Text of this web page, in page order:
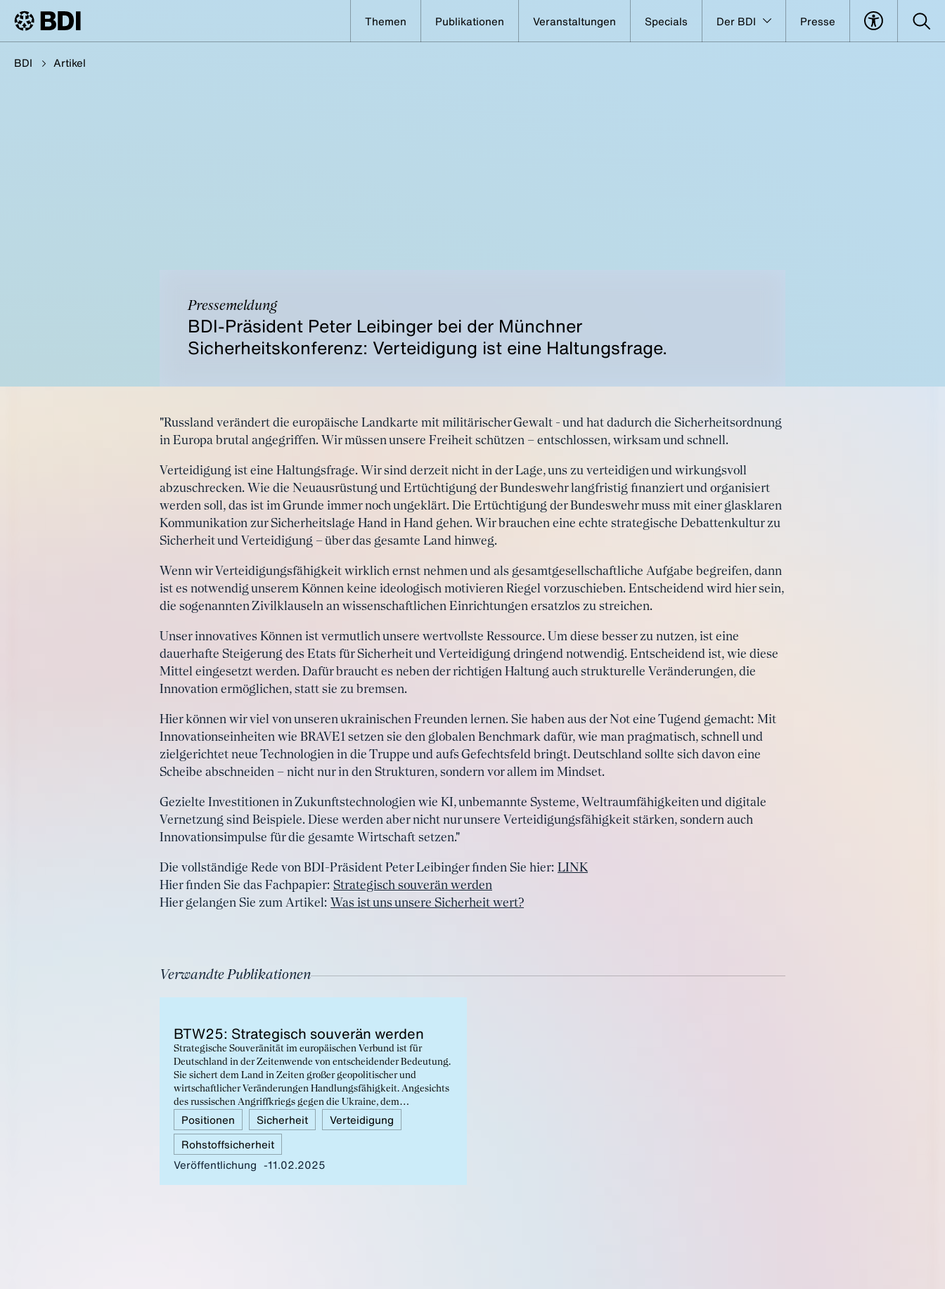
Themen Publikationen Veranstaltungen Specials Der BDI Presse
BDI Artikel
Pressemeldung
BDI-Präsident Peter Leibinger bei der Münchner
Sicherheitskonferenz: Verteidigung ist eine Haltungsfrage.
"Russland verändert die europäische Landkarte mit militärischer Gewalt - und hat dadurch die Sicherheitsordnung
in Europa brutal angegriffen. Wir müssen unsere Freiheit schützen – entschlossen, wirksam und schnell.
Verteidigung ist eine Haltungsfrage. Wir sind derzeit nicht in der Lage, uns zu verteidigen und wirkungsvoll
abzuschrecken. Wie die Neuausrüstung und Ertüchtigung der Bundeswehr langfristig finanziert und organisiert
werden soll, das ist im Grunde immer noch ungeklärt. Die Ertüchtigung der Bundeswehr muss mit einer glasklaren
Kommunikation zur Sicherheitslage Hand in Hand gehen. Wir brauchen eine echte strategische Debattenkultur zu
Sicherheit und Verteidigung – über das gesamte Land hinweg.
Wenn wir Verteidigungsfähigkeit wirklich ernst nehmen und als gesamtgesellschaftliche Aufgabe begreifen, dann
ist es notwendig unserem Können keine ideologisch motivieren Riegel vorzuschieben. Entscheidend wird hier sein,
die sogenannten Zivilklauseln an wissenschaftlichen Einrichtungen ersatzlos zu streichen.
Unser innovatives Können ist vermutlich unsere wertvollste Ressource. Um diese besser zu nutzen, ist eine
dauerhafte Steigerung des Etats für Sicherheit und Verteidigung dringend notwendig. Entscheidend ist, wie diese
Mittel eingesetzt werden. Dafür braucht es neben der richtigen Haltung auch strukturelle Veränderungen, die
Innovation ermöglichen, statt sie zu bremsen.
Hier können wir viel von unseren ukrainischen Freunden lernen. Sie haben aus der Not eine Tugend gemacht: Mit
Innovationseinheiten wie BRAVE1 setzen sie den globalen Benchmark dafür, wie man pragmatisch, schnell und
zielgerichtet neue Technologien in die Truppe und aufs Gefechtsfeld bringt. Deutschland sollte sich davon eine
Scheibe abschneiden – nicht nur in den Strukturen, sondern vor allem im Mindset.
Gezielte Investitionen in Zukunftstechnologien wie KI, unbemannte Systeme, Weltraumfähigkeiten und digitale
Vernetzung sind Beispiele. Diese werden aber nicht nur unsere Verteidigungsfähigkeit stärken, sondern auch
Innovationsimpulse für die gesamte Wirtschaft setzen."
Die vollständige Rede von BDI-Präsident Peter Leibinger finden Sie hier: LINK
Hier finden Sie das Fachpapier: Strategisch souverän werden
Hier gelangen Sie zum Artikel: Was ist uns unsere Sicherheit wert?
Verwandte Publikationen
BTW25: Stra­te­gisch sou­ve­rän wer­den
Strategische Souveränität im europäischen Verbund ist für
Deutschland in der Zeitenwende von entscheidender Bedeutung.
Sie sichert dem Land in Zeiten großer geopolitischer und
wirtschaftlicher Veränderungen Handlungsfähigkeit. Angesichts
des russischen Angriffkriegs gegen die Ukraine, dem
wachsenden Einfluss autoritärer Staaten und technologischer
Umbrüche muss Deutschland mehr für seine Souveränität tun.
Positionen Sicherheit
Verteidigung
Rohstoffsicherheit
Veröffentlichung
11.02.2025